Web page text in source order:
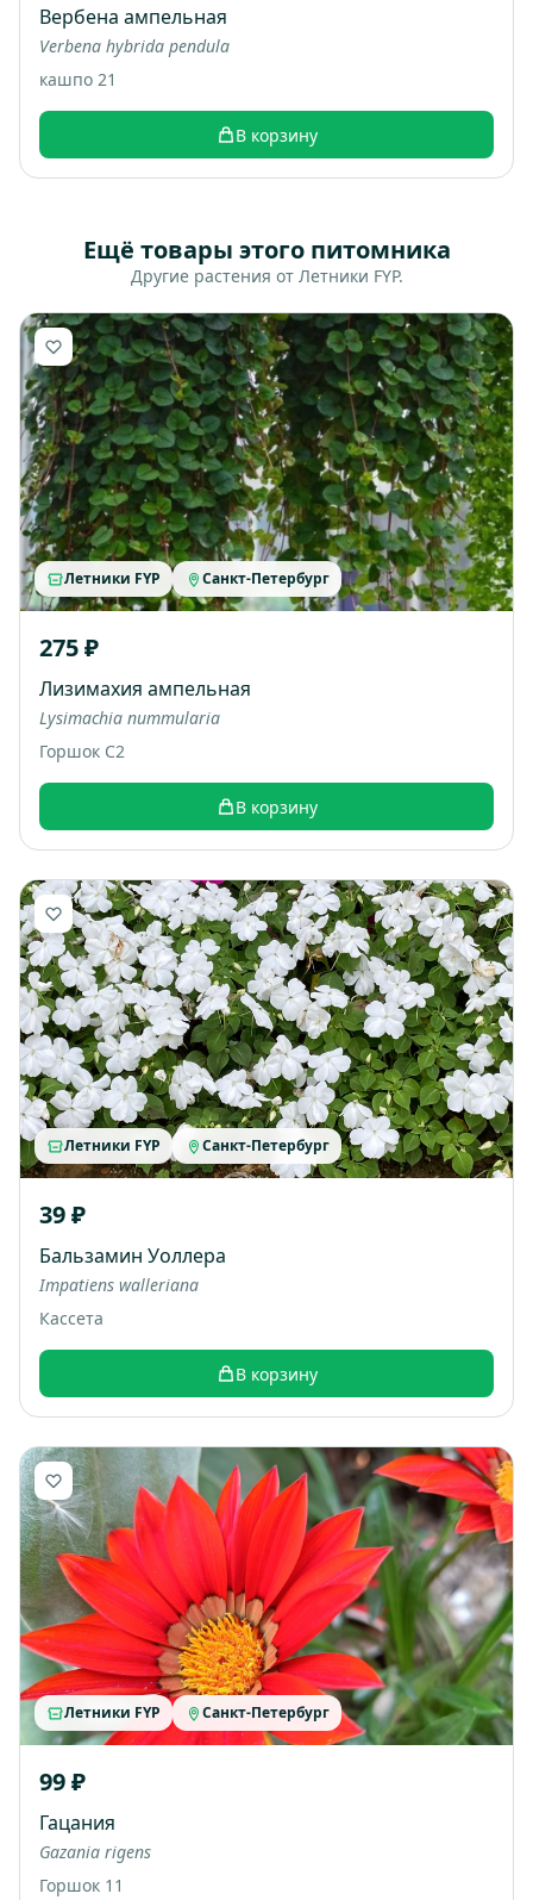
Вербена ампельная
Verbena hybrida pendula
кашпо 21
В корзину
Ещё товары этого питомника
Другие растения от Летники FYP.
Летники FYP Санкт-Петербург
275 ₽
Лизимахия ампельная
Lysimachia nummularia
Горшок С2
В корзину
Летники FYP Санкт-Петербург
39 ₽
Бальзамин Уоллера
Impatiens walleriana
Кассета
В корзину
Летники FYP Санкт-Петербург
99 ₽
Гацания
Gazania rigens
Горшок 11